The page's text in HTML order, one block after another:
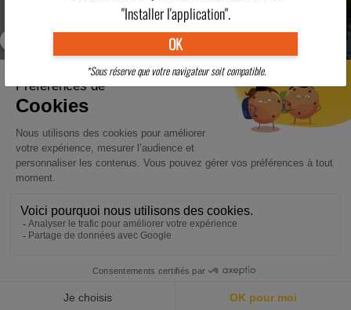
Séjours Randonnées
Séjours Carnaval de Nice -
Fête du Citron
Nos promotions Voir les promotions >
EARLY BOOKING HIVER
2026 - 2027
Les mardis qui font
voyager
DESTINATIONS POINTS FORTS
"Installer l'application".
OK
*Sous réserve que votre navigateur soit compatible.